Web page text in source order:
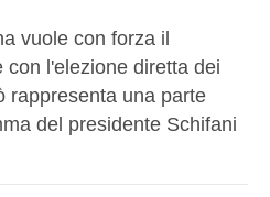
vuole con forza il
con l'elezione diretta dei
rappresenta una parte
del presidente Schifani